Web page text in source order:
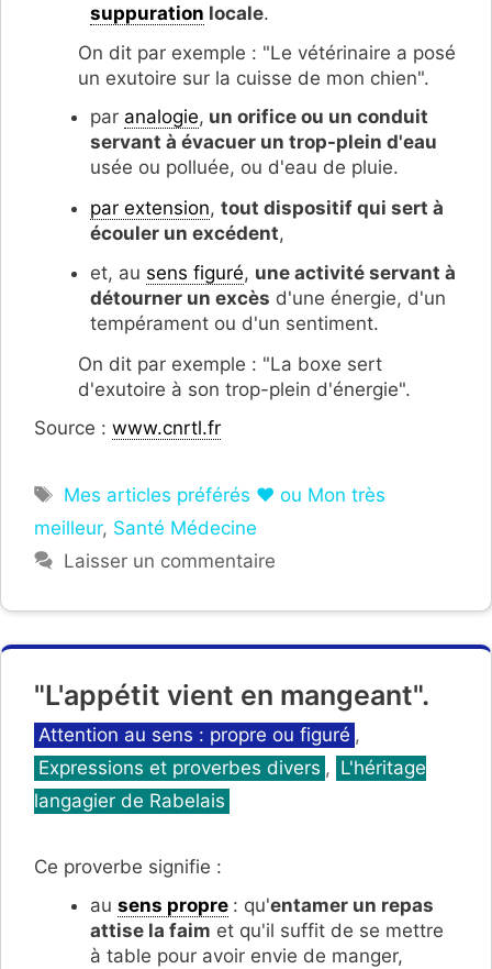
suppuration locale.
On dit par exemple : "Le vétérinaire a posé
un exutoire sur la cuisse de mon chien".
par analogie, un orifice ou un conduit
servant à évacuer un trop-plein d'eau
usée ou polluée, ou d'eau de pluie.
par extension, tout dispositif qui sert à
écouler un excédent,
et, au sens figuré, une activité servant à
détourner un excès d'une énergie, d'un
tempérament ou d'un sentiment.
On dit par exemple : "La boxe sert
d'exutoire à son trop-plein d'énergie".
Source : www.cnrtl.fr
Étiquettes
Mes articles préférés ❤ ou Mon très
meilleur, Santé Médecine
Laisser un commentaire
"L'appétit vient en mangeant".
Catégories
Attention au sens : propre ou figuré ,
Expressions et proverbes divers , L'héritage
langagier de Rabelais
Ce proverbe signifie :
au sens propre : qu'entamer un repas
attise la faim et qu'il suffit de se mettre
à table pour avoir envie de manger,